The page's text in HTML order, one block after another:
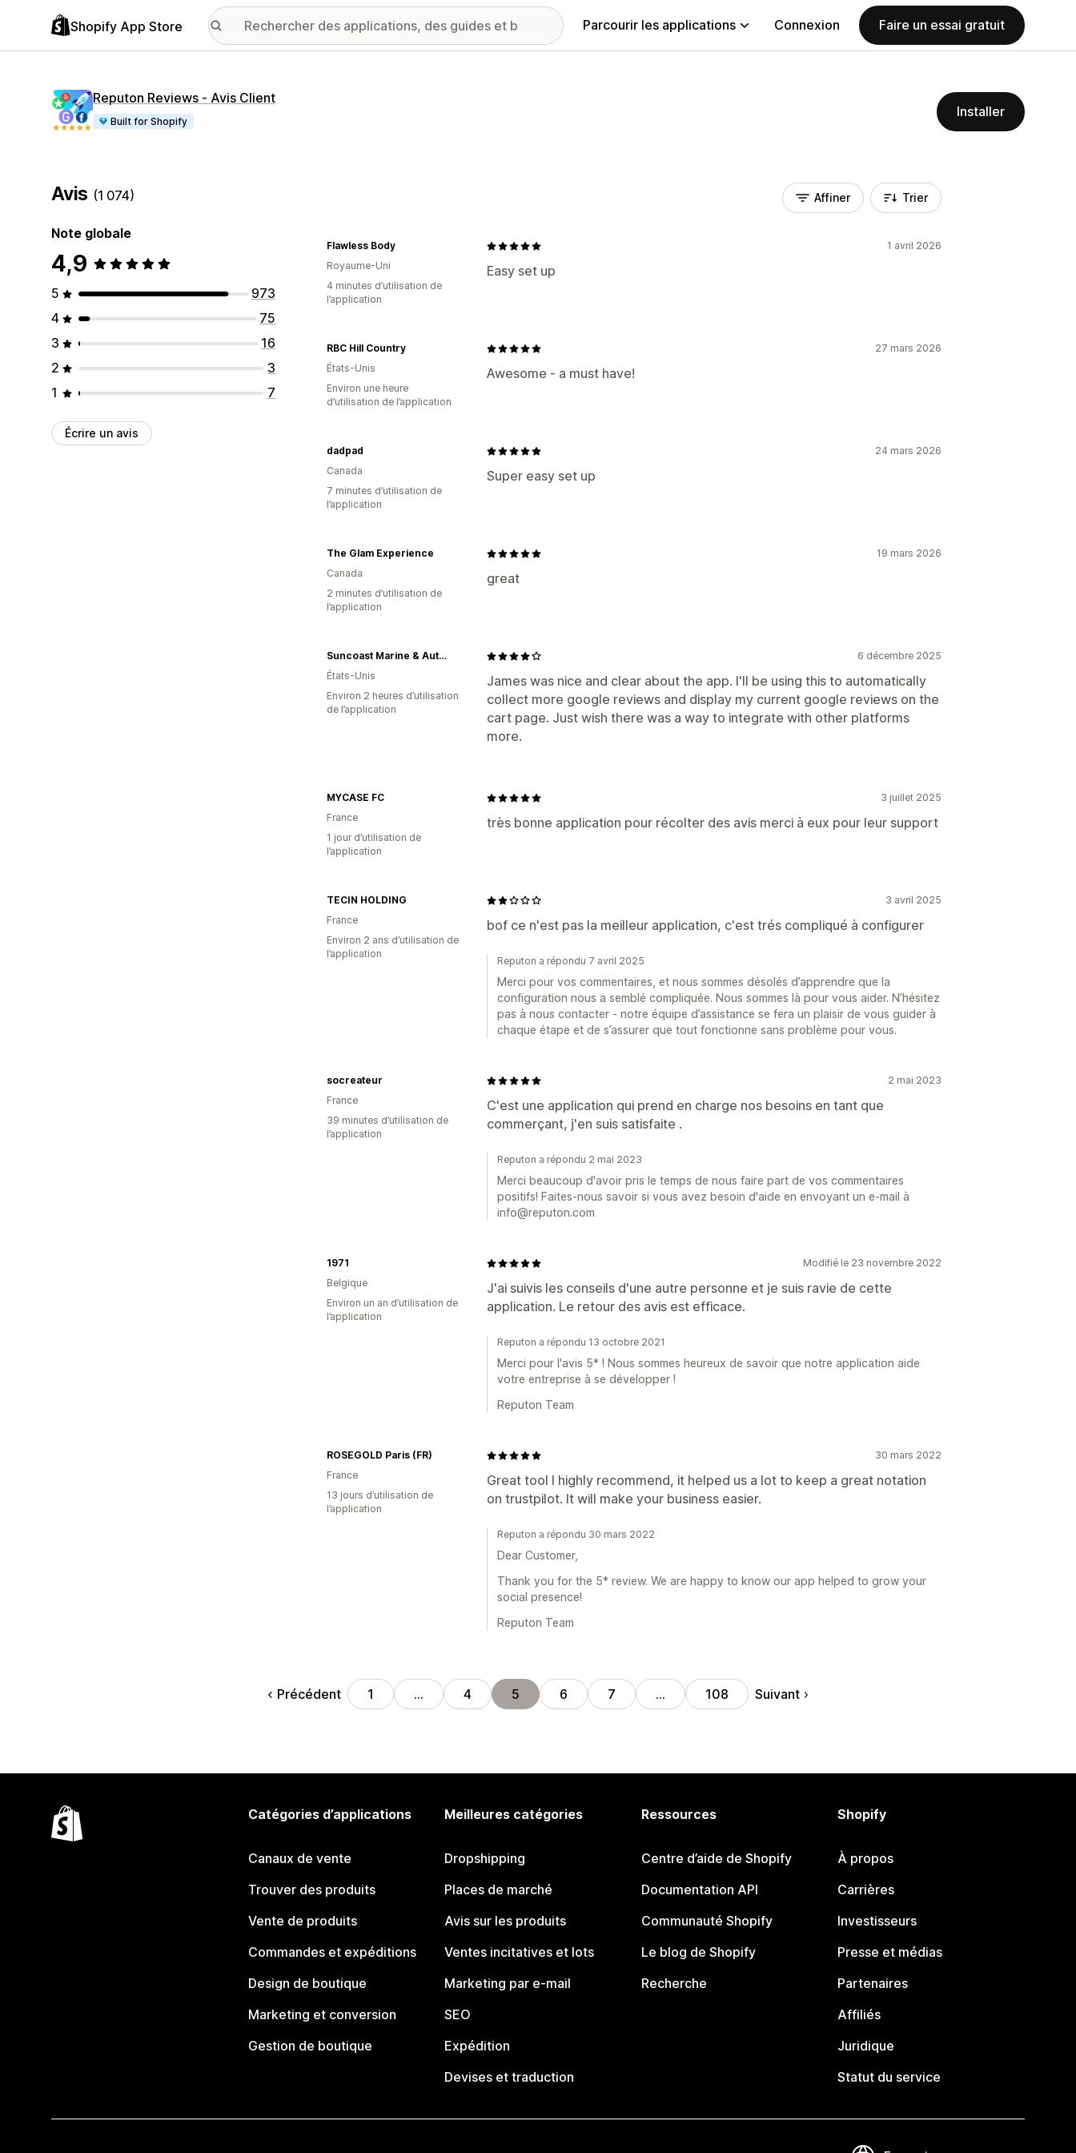
Shopify App Store Parcourir les applications Connexion Faire un essai gratuit
Reputon Reviews ‑ Avis Client
Built for Shopify
Installer
Avis (1 074)
Note globale
4,9
5
973
4
75
3
16
2
3
1
7
Écrire un avis
Affiner Trier
1 avril 2026
Easy set up
Flawless Body
Royaume-Uni
4 minutes d’utilisation de
l’application
27 mars 2026
Awesome - a must have!
RBC Hill Country
États-Unis
Environ une heure
d’utilisation de l’application
24 mars 2026
Super easy set up
dadpad
Canada
7 minutes d’utilisation de
l’application
19 mars 2026
great
The Glam Experience
Canada
2 minutes d’utilisation de
l’application
6 décembre 2025
James was nice and clear about the app. I'll be using this to automatically
collect more google reviews and display my current google reviews on the
cart page. Just wish there was a way to integrate with other platforms
more.
Suncoast Marine & Auto Supply
États-Unis
Environ 2 heures d’utilisation
de l’application
3 juillet 2025
très bonne application pour récolter des avis merci à eux pour leur support
MYCASE FC
France
1 jour d’utilisation de
l’application
3 avril 2025
bof ce n'est pas la meilleur application, c'est trés compliqué à configurer
TECIN HOLDING
France
Environ 2 ans d’utilisation de
l’application
Reputon a répondu 7 avril 2025
Merci pour vos commentaires, et nous sommes désolés d’apprendre que la
configuration nous a semblé compliquée. Nous sommes là pour vous aider. N’hésitez
pas à nous contacter - notre équipe d’assistance se fera un plaisir de vous guider à
chaque étape et de s’assurer que tout fonctionne sans problème pour vous.
2 mai 2023
C'est une application qui prend en charge nos besoins en tant que
commerçant, j'en suis satisfaite .
socreateur
France
39 minutes d’utilisation de
l’application
Reputon a répondu 2 mai 2023
Merci beaucoup d'avoir pris le temps de nous faire part de vos commentaires
positifs! Faites-nous savoir si vous avez besoin d'aide en envoyant un e-mail à
info@reputon.com
Modifié le 23 novembre 2022
J'ai suivis les conseils d'une autre personne et je suis ravie de cette
application. Le retour des avis est efficace.
1971
Belgique
Environ un an d’utilisation de
l’application
Reputon a répondu 13 octobre 2021
Merci pour l'avis 5* ! Nous sommes heureux de savoir que notre application aide
votre entreprise à se développer !
Reputon Team
30 mars 2022
Great tool I highly recommend, it helped us a lot to keep a great notation
on trustpilot. It will make your business easier.
ROSEGOLD Paris (FR)
France
13 jours d’utilisation de
l’application
Reputon a répondu 30 mars 2022
Dear Customer,
Thank you for the 5* review. We are happy to know our app helped to grow your
social presence!
Reputon Team
Précédent 1 … 4 5 6 7 … 108 Suivant
Catégories d’applications
Canaux de vente
Trouver des produits
Vente de produits
Commandes et expéditions
Design de boutique
Marketing et conversion
Gestion de boutique
Meilleures catégories
Dropshipping
Places de marché
Avis sur les produits
Ventes incitatives et lots
Marketing par e-mail
SEO
Expédition
Devises et traduction
Ressources
Centre d’aide de Shopify
Documentation API
Communauté Shopify
Le blog de Shopify
Recherche
Shopify
À propos
Carrières
Investisseurs
Presse et médias
Partenaires
Affiliés
Juridique
Statut du service